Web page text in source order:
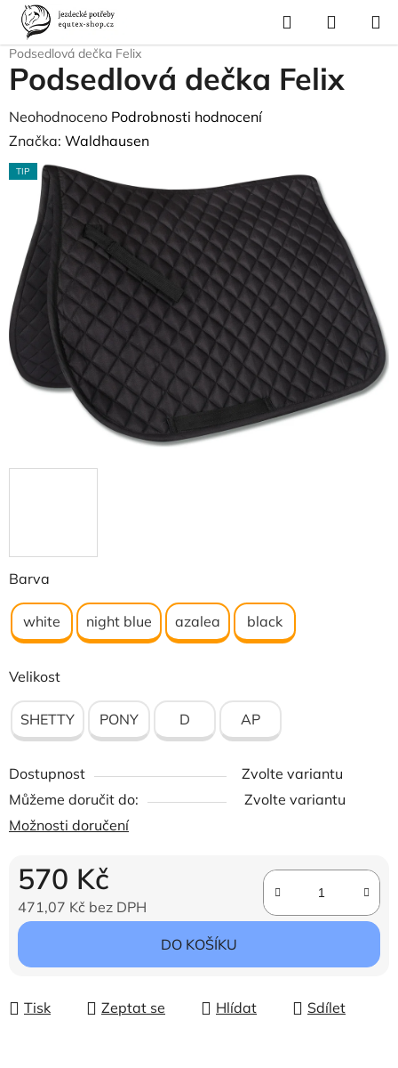
Přejít
obsah
Hledat
KOŠÍK
Domů
Pro koně
Podsedlová dečka Felix
Barva
white night blue azalea black
Velikost
SHETTY PONY D AP
Dostupnost
Zvolte variantu
Můžeme doručit do:
Zvolte variantu
Možnosti doručení
570 Kč
471,07 Kč bez DPH
Měrná cena:
DO KOŠÍKU
Tisk Zeptat se Hlídat Sdílet
Podsedlová dečka Felix
Průměrné
hodnocení
produktu
hvězdiček.
Neohodnoceno Podrobnosti hodnocení
Značka: Waldhausen
TIP